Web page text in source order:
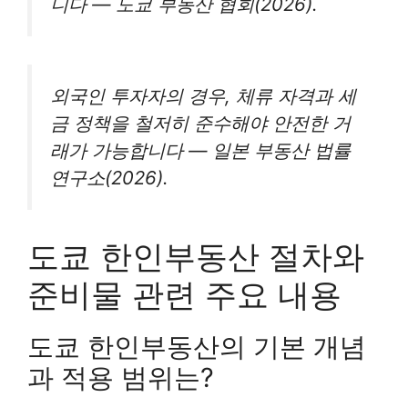
외국인 투자자의 경우, 체류 자격과 세
금 정책을 철저히 준수해야 안전한 거
래가 가능합니다 — 일본 부동산 법률
연구소(2026).
도쿄 한인부동산 절차와
준비물 관련 주요 내용
도쿄 한인부동산의 기본 개념
과 적용 범위는?